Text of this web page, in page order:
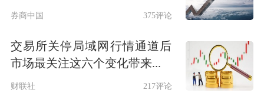
表声明称，美军拦截了伊朗向霍尔木兹
海峡及海湾邻国发射的多枚弹道导弹和
券商中国 375评论
交易所关停局域网行情通道后
市场最关注这六个变化带来...
财联社 217评论